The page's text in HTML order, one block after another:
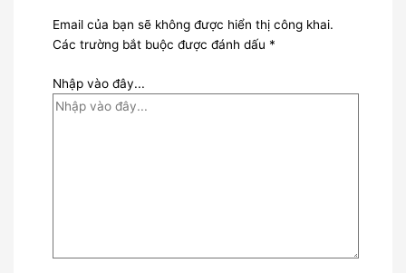
Email của bạn sẽ không được hiển thị công khai.
Các trường bắt buộc được đánh dấu *
Nhập vào đây...